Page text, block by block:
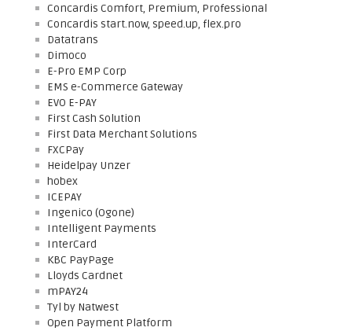
Concardis Comfort, Premium, Professional
Concardis start.now, speed.up, flex.pro
Datatrans
Dimoco
E-Pro EMP Corp
EMS e-Commerce Gateway
EVO E-PAY
First Cash Solution
First Data Merchant Solutions
FXCPay
Heidelpay Unzer
hobex
ICEPAY
Ingenico (Ogone)
Intelligent Payments
InterCard
KBC PayPage
Lloyds Cardnet
mPAY24
Tyl by Natwest
Open Payment Platform